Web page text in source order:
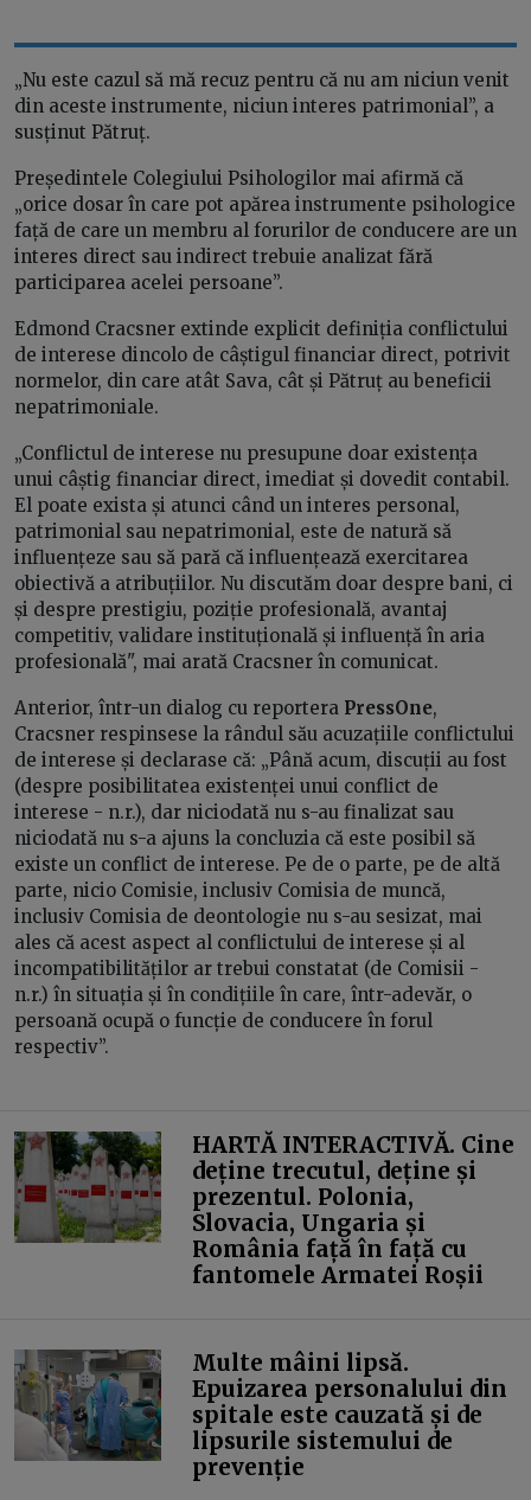
„Nu este cazul să mă recuz pentru că nu am niciun venit
din aceste instrumente, niciun interes patrimonial”, a
susținut Pătruț.
Președintele Colegiului Psihologilor mai afirmă că
„orice dosar în care pot apărea instrumente psihologice
față de care un membru al forurilor de conducere are un
interes direct sau indirect trebuie analizat fără
participarea acelei persoane”.
Edmond Cracsner extinde explicit definiția conflictului
de interese dincolo de câștigul financiar direct, potrivit
normelor, din care atât Sava, cât și Pătruț au beneficii
nepatrimoniale.
„Conflictul de interese nu presupune doar existența
unui câștig financiar direct, imediat și dovedit contabil.
El poate exista și atunci când un interes personal,
patrimonial sau nepatrimonial, este de natură să
influențeze sau să pară că influențează exercitarea
obiectivă a atribuțiilor. Nu discutăm doar despre bani, ci
și despre prestigiu, poziție profesională, avantaj
competitiv, validare instituțională și influență în aria
profesională", mai arată Cracsner în comunicat.
Anterior, într-un dialog cu reportera PressOne,
Cracsner respinsese la rândul său acuzațiile conflictului
de interese și declarase că: „Până acum, discuții au fost
(despre posibilitatea existenței unui conflict de
interese - n.r.), dar niciodată nu s-au finalizat sau
niciodată nu s-a ajuns la concluzia că este posibil să
existe un conflict de interese. Pe de o parte, pe de altă
parte, nicio Comisie, inclusiv Comisia de muncă,
inclusiv Comisia de deontologie nu s-au sesizat, mai
ales că acest aspect al conflictului de interese și al
incompatibilităților ar trebui constatat (de Comisii -
n.r.) în situația și în condițiile în care, într-adevăr, o
persoană ocupă o funcție de conducere în forul
respectiv”.
HARTĂ INTERACTIVĂ. Cine
deține trecutul, deține și
prezentul. Polonia,
Slovacia, Ungaria și
România față în față cu
fantomele Armatei Roșii
Multe mâini lipsă.
Epuizarea personalului din
spitale este cauzată și de
lipsurile sistemului de
prevenție